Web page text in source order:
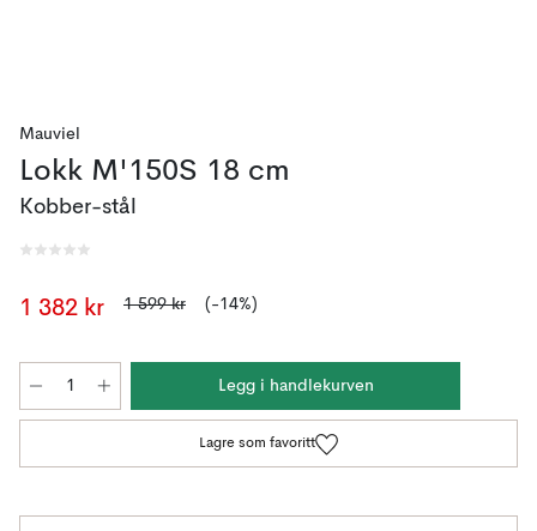
Mauviel
Lokk M'150S 18 cm
Kobber-stål
1 382 kr 1 599 kr (-14%)
Legg i handlekurven
Lagre som favoritt